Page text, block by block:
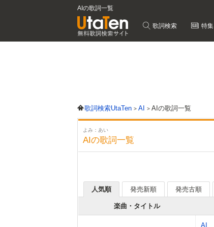
AIの歌詞一覧
歌詞検索 特集
歌詞検索UtaTen AI AIの歌詞一覧
よみ：あい
AIの歌詞一覧
人気順 発売新順 発売古順
楽曲・タイトル
AI